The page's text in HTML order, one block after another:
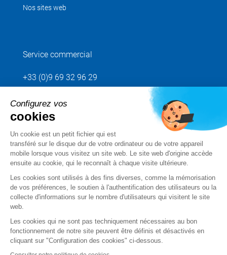
Nos sites web
Service commercial
+33 (0)9 69 32 96 29
Envoyez votre demande
Suivez-nous
Mentions légales
Configurez vos
cookies
Un cookie est un petit fichier qui est
transféré sur le disque dur de votre ordinateur ou de votre appareil
mobile lorsque vous visitez un site web. Le site web d'origine accède
ensuite au cookie, qui le reconnaît à chaque visite ultérieure.
Les cookies sont utilisés à des fins diverses, comme la mémorisation
de vos préférences, le soutien à l'authentification des utilisateurs ou la
collecte d'informations sur le nombre d'utilisateurs qui visitent le site
web.
Les cookies qui ne sont pas techniquement nécessaires au bon
fonctionnement de notre site peuvent être définis et désactivés en
cliquant sur "Configuration des cookies" ci-dessous.